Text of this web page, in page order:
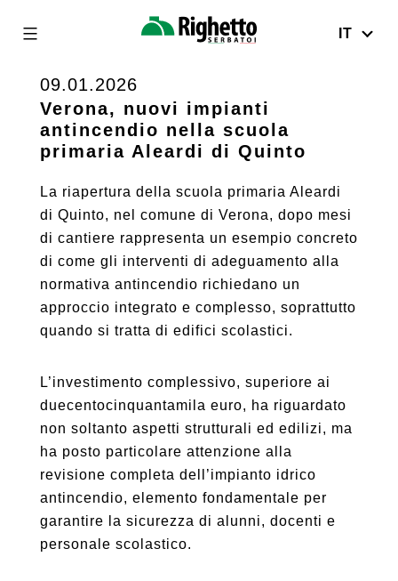
content
Righetto
IT
09.01.2026
Verona, nuovi impianti
antincendio nella scuola
primaria Aleardi di Quinto
La riapertura della scuola primaria Aleardi
di Quinto, nel comune di Verona, dopo mesi
di cantiere rappresenta un esempio concreto
di come gli interventi di adeguamento alla
normativa antincendio richiedano un
approccio integrato e complesso, soprattutto
quando si tratta di edifici scolastici.
L’investimento complessivo, superiore ai
duecentocinquantamila euro, ha riguardato
non soltanto aspetti strutturali ed edilizi, ma
ha posto particolare attenzione alla
revisione completa dell’impianto idrico
antincendio, elemento fondamentale per
garantire la sicurezza di alunni, docenti e
personale scolastico.